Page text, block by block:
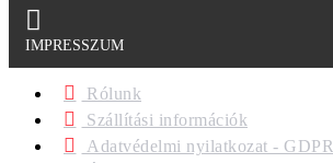
IMPRESSZUM
Rólunk
Szállítási információk
Adatvédelmi nyilatkozat - GDPR